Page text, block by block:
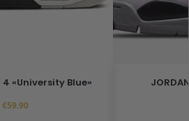
4 «University Blue»
€59.90